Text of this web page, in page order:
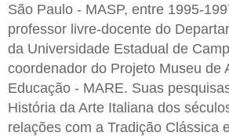
São Paulo - MASP, entre 1995-
professor livre-docente do
da Universidade Estadual de
coordenador do Projeto Museu de
Educação - MARE. Suas
História da Arte Italiana dos
relações com a Tradição Clássica